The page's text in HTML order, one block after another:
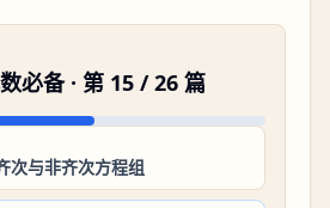
必备· 第 15 /26 篇
次与非齐次方程组